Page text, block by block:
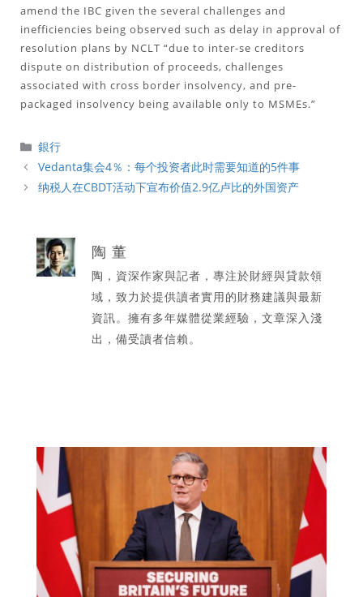
amend the IBC given the several challenges and
inefficiencies being observed such as delay in approval of
resolution plans by NCLT “due to inter-se creditors
dispute on distribution of proceeds, challenges
associated with cross border insolvency, and pre-
packaged insolvency being available only to MSMEs.”
分
類
銀行
Vedanta集会4％：每个投资者此时需要知道的5件事
纳税人在CBDT活动下宣布价值2.9亿卢比的外国资产
陶 董
陶，資深作家與記者，專注於財經與貸款領
域，致力於提供讀者實用的財務建議與最新
資訊。擁有多年媒體從業經驗，文章深入淺
出，備受讀者信賴。